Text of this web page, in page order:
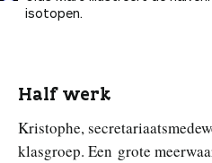
isotopen.
Half werk
Kristophe,
klasgroep. Een grote